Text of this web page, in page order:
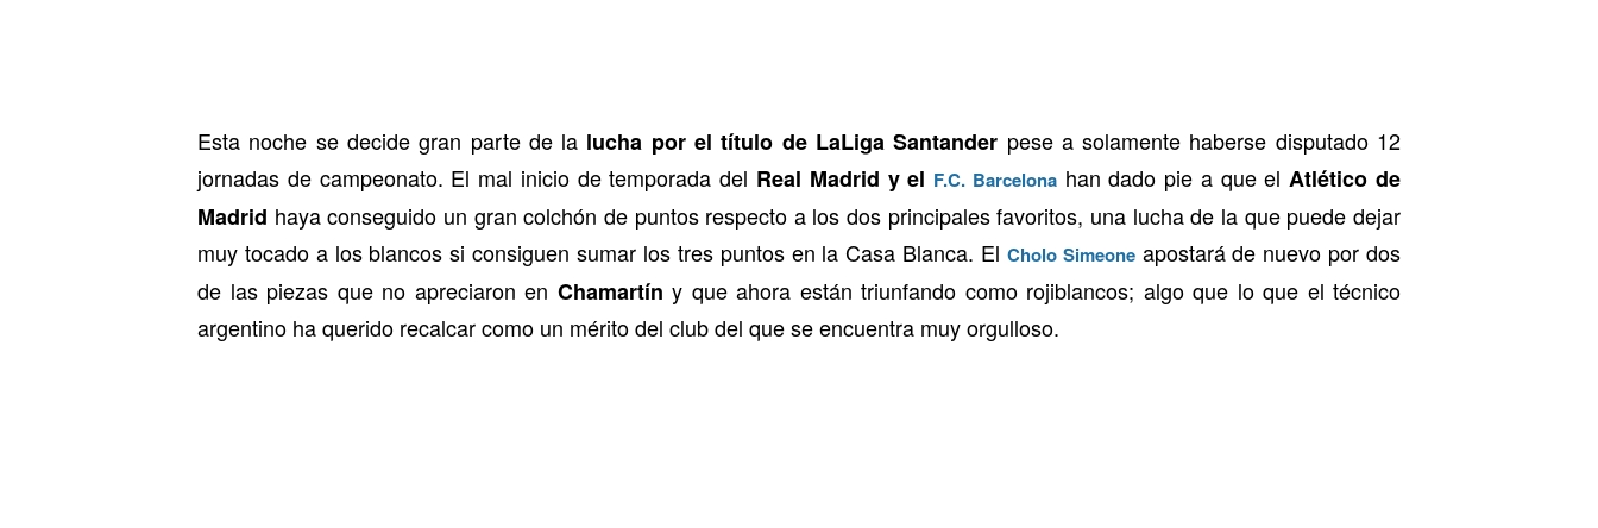
Esta noche se decide gran parte de la lucha por el título de LaLiga Santander pese a solamente haberse disputado 12
jornadas de campeonato. El mal inicio de temporada del Real Madrid y el F.C. Barcelonahan dado pie a que elAtlético de
Madrid haya conseguido un gran colchón de puntos respecto a los dos principales favoritos, una lucha de la que puede dejar
muy tocado a los blancos si consiguen sumar los tres puntos en la Casa Blanca. El Cholo Simeoneapostará de nuevo por dos
de las piezas que no apreciaron en Chamartín y que ahora están triunfando como rojiblancos; algo que lo que el técnico
argentino ha querido recalcar como un mérito del club del que se encuentra muy orgulloso.